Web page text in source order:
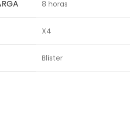
8 horas
X4
Blíster